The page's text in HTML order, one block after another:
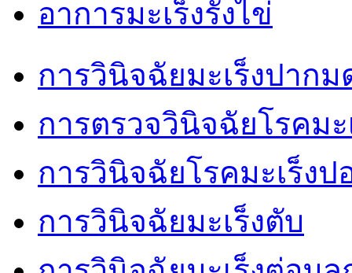
อาการมะเร็งรังไข่
การวินิจฉัยมะเร็งปากม
การตรวจวินิจฉัยโรคมะ
การวินิจฉัยโรคมะเร็งป
การวินิจฉัยมะเร็งตับ